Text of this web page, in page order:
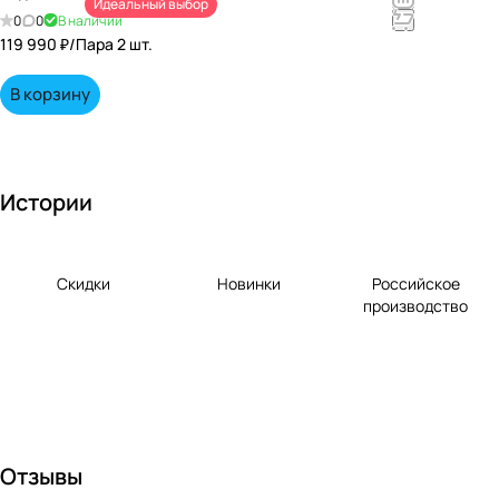
непревзойд
0 0 В наличии
Идеальный выбор
119 990 ₽/Пара 2 шт.
В корзину
Истории
Скидки Новинки
Российское
производство
Отзывы